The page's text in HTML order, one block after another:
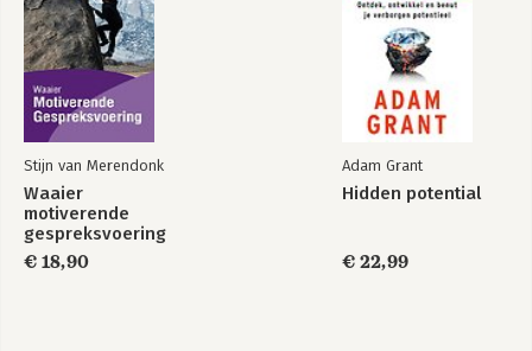
Dankwoord
Stijn van Merendonk
Waaier
motiverende
gespreksvoering
€ 18,90
Adam Grant
Hidden potential
€ 22,99